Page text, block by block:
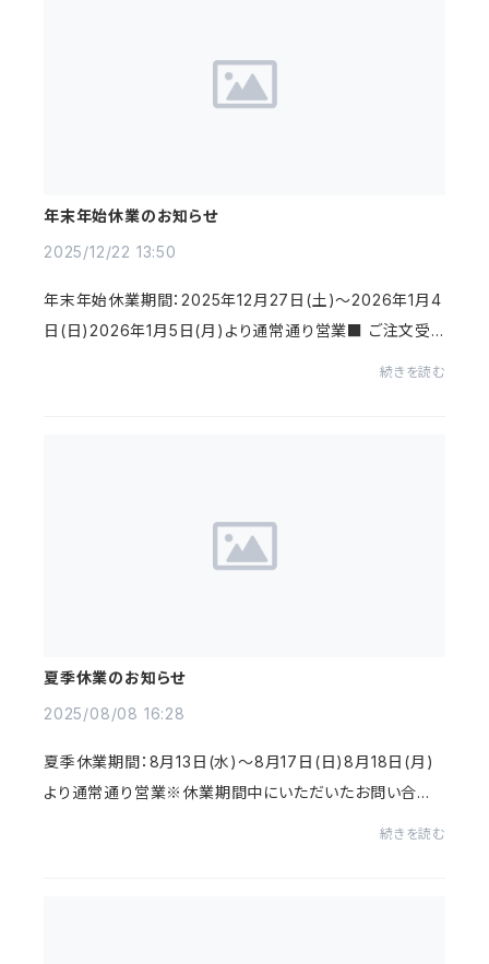
年末年始休業のお知らせ
2025/12/22 13:50
年末年始休業期間：2025年12月27日(土)～2026年1月4
日(日)2026年1月5日(月)より通常通り営業■ ご注文受
続きを読む
夏季休業のお知らせ
2025/08/08 16:28
夏季休業期間：8月13日(水)～8月17日(日)8月18日(月)
より通常通り営業※休業期間中にいただいたお問い合わ
続きを読む